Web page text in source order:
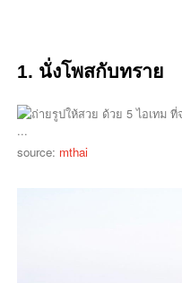
1. นั่งโพสกับทราย
source: mthai